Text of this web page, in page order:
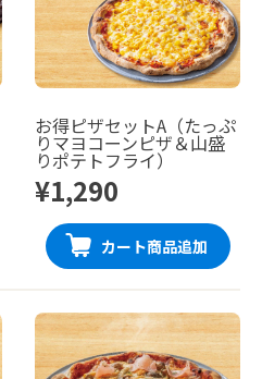
お得ピザセットA（たっぷ
りマヨコーンピザ＆山盛
りポテトフライ）
¥1,290
カート商品追加